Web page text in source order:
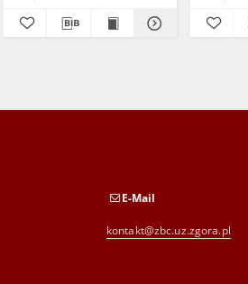
E-Mail
kontakt@zbc.uz.zgora.pl